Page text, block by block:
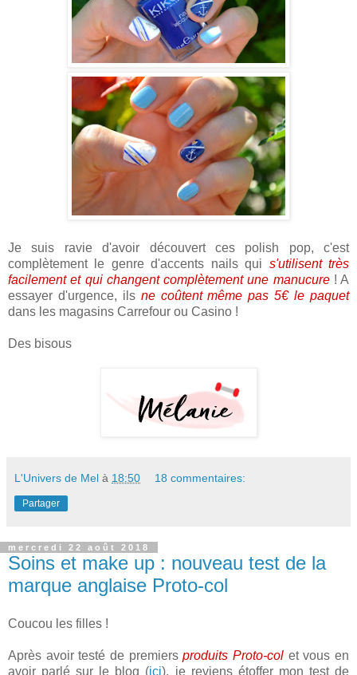
Je suis ravie d'avoir découvert ces polish pop, c'est
complètement le genre d'accents nails qui s'utilisent très
facilement et qui changent complètement une manucure! A
essayer d'urgence, ils ne coûtent même pas 5€ le paquet
dans les magasins Carrefour ou Casino !
Des bisous
L'Univers de Mel à 18:50 18 commentaires:
Partager
mercredi 22 août 2018
Soins et make up : nouveau test de la
marque anglaise Proto-col
Coucou les filles !
Après avoir testé de premiersproduits Proto-col et vous en
avoir parlé sur le blog (ici), je reviens étoffer mon test de